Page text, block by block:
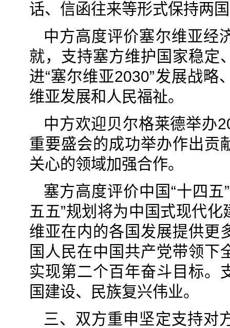
话、信函往来等形式保持两
中方高度评价塞尔维亚经
就，支持塞方维护国家稳定
进“塞尔维亚2030”发展战
维亚发展和人民福祉。
中方欢迎贝尔格莱德举办
重要盛会的成功举办作出贡
关心的领域加强合作。
塞方高度评价中国“十四
五五”规划将为中国式现代
维亚在内的各国发展提供更
国人民在中国共产党带领下
实现第二个百年奋斗目标。
国建设、民族复兴伟业。
三、双方重申坚定支持对